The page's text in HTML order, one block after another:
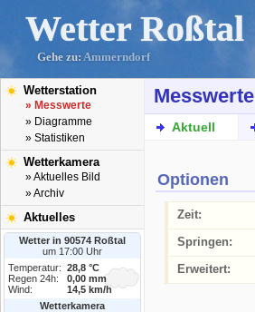
Wetter Roßtal
Gehe zu: Ammerndorf
Wetterstation
» Messwerte
» Diagramme
» Statistiken
Wetterkamera
» Aktuelles Bild
» Archiv
Aktuelles
Wetter in 90574 Roßtal
um 17:00 Uhr
Temperatur:
28,8 °C
Regen 24h:
0,00 mm
Wind:
14,5 km/h
Wetterkamera
Messwerte
Aktuell
Optionen
Zeit:
Springen:
Erweitert: